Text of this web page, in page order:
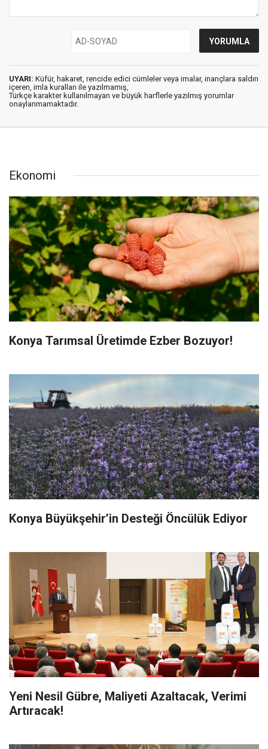
UYARI: Küfür, hakaret, rencide edici cümleler veya imalar, inançlara saldırı
içeren, imla kuralları ile yazılmamış,
Türkçe karakter kullanılmayan ve büyük harflerle yazılmış yorumlar
onaylanmamaktadır.
Ekonomi
Konya Tarımsal Üretimde Ezber Bozuyor!
Konya Büyükşehir’in Desteği Öncülük Ediyor
Yeni Nesil Gübre, Maliyeti Azaltacak, Verimi
Artıracak!